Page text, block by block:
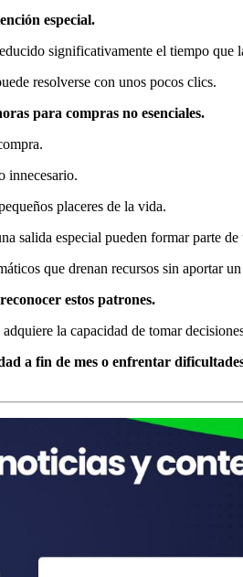
especial.
significativamente el tiempo que
resolverse con unos pocos clics.
para compras no esenciales.
innecesario.
placeres de la vida.
salida especial pueden formar parte de
que drenan recursos sin aportar
estos patrones.
la capacidad de tomar
a fin de mes o enfrentar